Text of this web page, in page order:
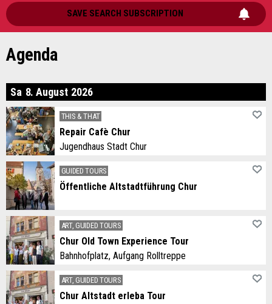
SAVE SEARCH SUBSCRIPTION
Agenda
Sa turday
8. August 2026
THIS & THAT
Repair Cafè Chur
Jugendhaus Stadt Chur
GUIDED TOURS
Öffentliche Altstadtführung Chur
ART, GUIDED TOURS
Chur Old Town Experience Tour
Bahnhofplatz, Aufgang Rolltreppe
ART, GUIDED TOURS
Chur Altstadt erleba Tour